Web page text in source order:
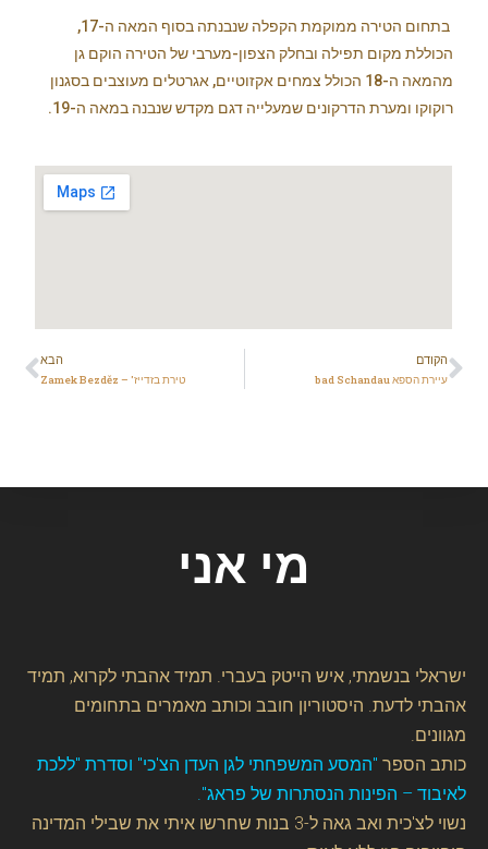
בתחום הטירה ממוקמת הקפלה שנבנתה בסוף המאה ה-17,
הכוללת מקום תפילה ובחלק הצפון-מערבי של הטירה הוקם גן
מהמאה ה-18 הכולל צמחים אקזוטיים, אגרטלים מעוצבים בסגנון
רוקוקו ומערת הדרקונים שמעלייה דגם מקדש שנבנה במאה ה-19.
הקודם
עיירת הספא bad Schandau
הבא
טירת בזדייז' – Zamek Bezděz
מי אני
ישראלי בנשמתי, איש הייטק בעברי. תמיד אהבתי לקרוא, תמיד
אהבתי לדעת. היסטוריון חובב וכותב מאמרים בתחומים
מגוונים.
כותב הספר "המסע המשפחתי לגן העדן הצ'כי" וסדרת "ללכת
לאיבוד – הפינות הנסתרות של פראג".
נשוי לצ'כית ואב גאה ל-3 בנות שחרשו איתי את שבילי המדינה